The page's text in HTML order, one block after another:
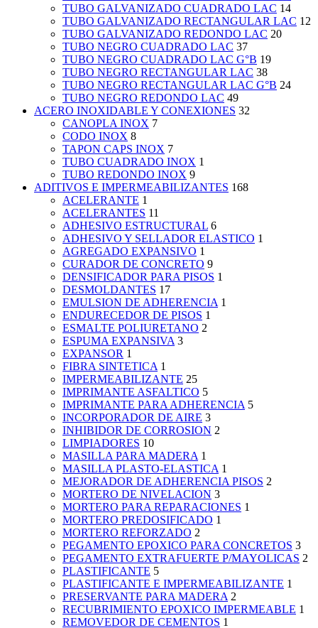
TUBO GALVANIZADO CUADRADO LAC 14
TUBO GALVANIZADO RECTANGULAR LAC 12
TUBO GALVANIZADO REDONDO LAC 20
TUBO NEGRO CUADRADO LAC 37
TUBO NEGRO CUADRADO LAC G°B 19
TUBO NEGRO RECTANGULAR LAC 38
TUBO NEGRO RECTANGULAR LAC G°B 24
TUBO NEGRO REDONDO LAC 49
ACERO INOXIDABLE Y CONEXIONES 32
CANOPLA INOX 7
CODO INOX 8
TAPON CAPS INOX 7
TUBO CUADRADO INOX 1
TUBO REDONDO INOX 9
ADITIVOS E IMPERMEABILIZANTES 168
ACELERANTE 1
ACELERANTES 11
ADHESIVO ESTRUCTURAL 6
ADHESIVO Y SELLADOR ELASTICO 1
AGREGADO EXPANSIVO 1
CURADOR DE CONCRETO 9
DENSIFICADOR PARA PISOS 1
DESMOLDANTES 17
EMULSION DE ADHERENCIA 1
ENDURECEDOR DE PISOS 1
ESMALTE POLIURETANO 2
ESPUMA EXPANSIVA 3
EXPANSOR 1
FIBRA SINTETICA 1
IMPERMEABILIZANTE 25
IMPRIMANTE ASFALTICO 5
IMPRIMANTE PARA ADHERENCIA 5
INCORPORADOR DE AIRE 3
INHIBIDOR DE CORROSION 2
LIMPIADORES 10
MASILLA PARA MADERA 1
MASILLA PLASTO-ELASTICA 1
MEJORADOR DE ADHERENCIA PISOS 2
MORTERO DE NIVELACION 3
MORTERO PARA REPARACIONES 1
MORTERO PREDOSIFICADO 1
MORTERO REFORZADO 2
PEGAMENTO EPOXICO PARA CONCRETOS 3
PEGAMENTO EXTRAFUERTE P/MAYOLICAS 2
PLASTIFICANTE 5
PLASTIFICANTE E IMPERMEABILIZANTE 1
PRESERVANTE PARA MADERA 2
RECUBRIMIENTO EPOXICO IMPERMEABLE 1
REMOVEDOR DE CEMENTOS 1